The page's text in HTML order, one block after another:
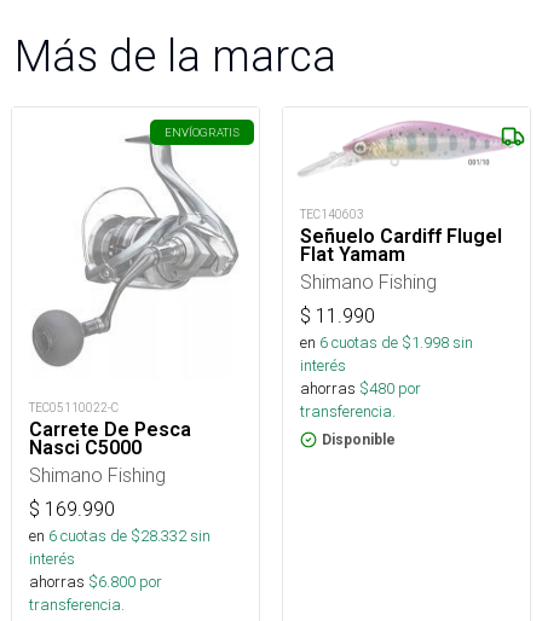
Más de la marca
ENVÍOGRATIS
TEC05110022-C
Carrete De Pesca
Nasci C5000
Shimano Fishing
$ 169.990
en 6cuotas de $28.332sin
interés
ahorras $6.800 por
transferencia.
TEC140603
Señuelo Cardiff Flugel
Flat Yamam
Shimano Fishing
$ 11.990
en 6cuotas de $1.998sin
interés
ahorras $480 por
transferencia.
Disponible